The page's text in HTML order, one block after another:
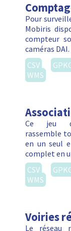
Pour
Mobiris
compteur
caméras
CSV
WMS
Ce jeu
rassemble
en un seul
complet en
CSV
WMS
Voiries
Le réseau